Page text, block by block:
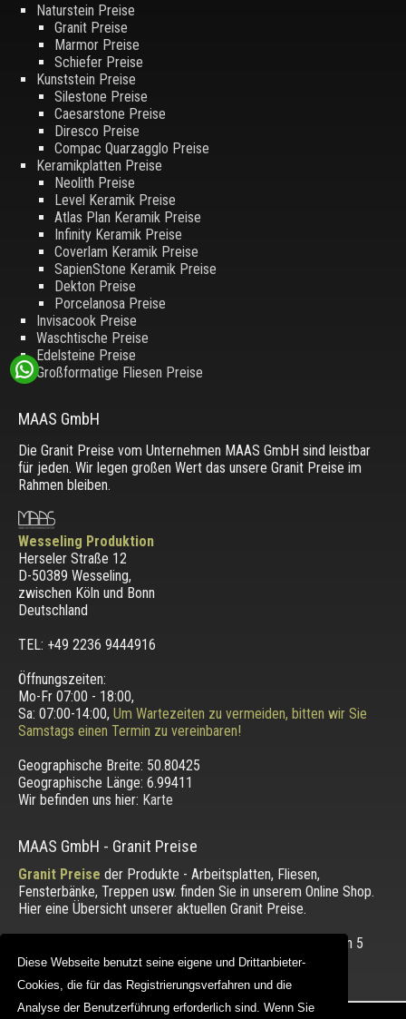
Diese Webseite benutzt seine eigene und Drittanbieter-
Cookies, die für das Registrierungsverfahren und die
Analyse der Benutzerführung erforderlich sind. Wenn Sie
Diese Webseite benutzt seine eigene und Drittanbieter-
Cookies, die für das Registrierungsverfahren und die
Analyse der Benutzerführung erforderlich sind. Wenn Sie
Naturstein Preise
Granit Preise
Marmor Preise
Schiefer Preise
Kunststein Preise
Silestone Preise
Caesarstone Preise
Diresco Preise
Compac Quarzagglo Preise
Keramikplatten Preise
Neolith Preise
Level Keramik Preise
Atlas Plan Keramik Preise
Infinity Keramik Preise
Coverlam Keramik Preise
SapienStone Keramik Preise
Dekton Preise
Porcelanosa Preise
Invisacook Preise
Waschtische Preise
Edelsteine Preise
Großformatige Fliesen Preise
MAAS GmbH
Die Granit Preise vom Unternehmen MAAS GmbH sind leistbar
für jeden. Wir legen großen Wert das unsere Granit Preise im
Rahmen bleiben.
Wesseling Produktion
Herseler Straße 12
D-50389 Wesseling,
zwischen Köln und Bonn
Deutschland
TEL: +49 2236 9444916
Öffnungszeiten:
Mo-Fr 07:00 - 18:00,
Sa: 07:00-14:00, Um Wartezeiten zu vermeiden, bitten wir Sie
Samstags einen Termin zu vereinbaren!
Geographische Breite: 50.80425
Geographische Länge: 6.99411
Wir befinden uns hier: Karte
MAAS GmbH - Granit Preise
Granit Preise der Produkte - Arbeitsplatten, Fliesen,
Fensterbänke, Treppen usw. finden Sie in unserem Online Shop.
Hier eine Übersicht unserer aktuellen Granit Preise.
Die Bewertung unserer Kunden mit einem Durchschnitt von 5
von 5 Punkten.